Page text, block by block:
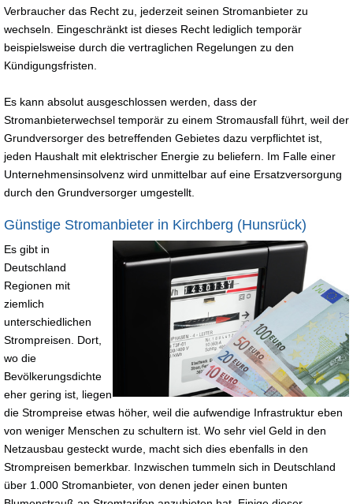
Verbraucher das Recht zu, jederzeit seinen Stromanbieter zu
wechseln. Eingeschränkt ist dieses Recht lediglich temporär
beispielsweise durch die vertraglichen Regelungen zu den
Kündigungsfristen.
Es kann absolut ausgeschlossen werden, dass der
Stromanbieterwechsel temporär zu einem Stromausfall führt, weil der
Grundversorger des betreffenden Gebietes dazu verpflichtet ist,
jeden Haushalt mit elektrischer Energie zu beliefern. Im Falle einer
Unternehmensinsolvenz wird unmittelbar auf eine Ersatzversorgung
durch den Grundversorger umgestellt.
Günstige Stromanbieter in Kirchberg (Hunsrück)
Es gibt in
Deutschland
Regionen mit
ziemlich
unterschiedlichen
Strompreisen. Dort,
wo die
Bevölkerungsdichte
eher gering ist, liegen
die Strompreise etwas höher, weil die aufwendige Infrastruktur eben
von weniger Menschen zu schultern ist. Wo sehr viel Geld in den
Netzausbau gesteckt wurde, macht sich dies ebenfalls in den
Strompreisen bemerkbar. Inzwischen tummeln sich in Deutschland
über 1.000 Stromanbieter, von denen jeder einen bunten